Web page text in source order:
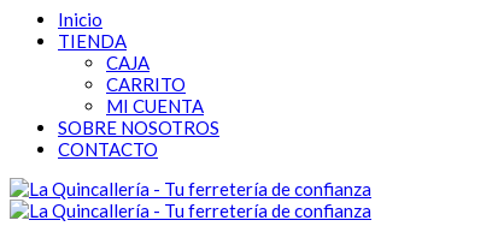
Inicio
TIENDA
CAJA
CARRITO
MI CUENTA
SOBRE NOSOTROS
CONTACTO